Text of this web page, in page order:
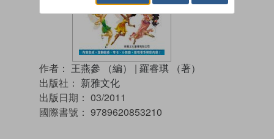
作者： 王燕參 （編） | 羅睿琪 （著）
出版社： 新雅文化
出版日期： 03/2011
國際書號： 9789620853210